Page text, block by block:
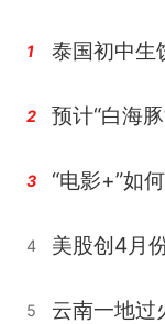
1 泰国初中生
2
3
4 美股创4月
5 云南一地过